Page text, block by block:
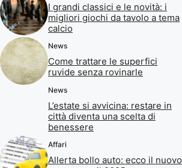
I grandi classici e le novità: i
migliori giochi da tavolo a tema
calcio
News
Come trattare le superfici
ruvide senza rovinarle
News
L’estate si avvicina: restare in
città diventa una scelta di
benessere
Affari
Allerta bollo auto: ecco il nuovo